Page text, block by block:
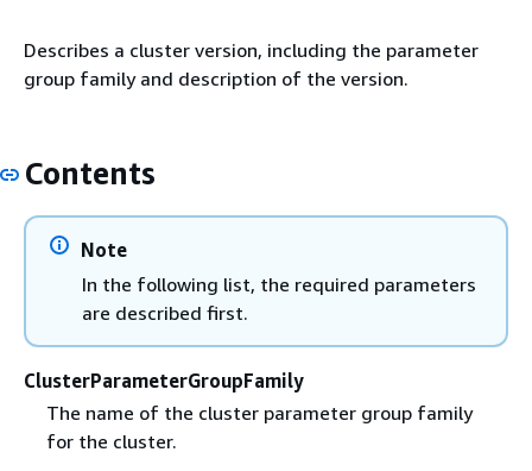
Describes a cluster version, including the parameter
group family and description of the version.
Contents
Note
In the following list, the required parameters
are described first.
ClusterParameterGroupFamily
The name of the cluster parameter group family
for the cluster.